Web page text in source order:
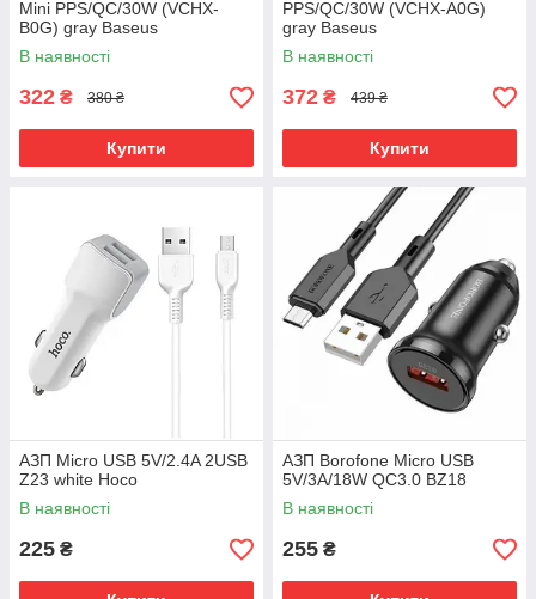
Mini PPS/QC/30W (VCHX-
B0G) gray Baseus
В наявності
322 ₴ 380 ₴
Купити
PPS/QC/30W (VCHX-A0G)
gray Baseus
В наявності
372 ₴ 439 ₴
Купити
АЗП Micro USB 5V/2.4A 2USB
Z23 white Hoco
В наявності
225 ₴
АЗП Borofone Micro USB
5V/3A/18W QC3.0 BZ18
В наявності
255 ₴